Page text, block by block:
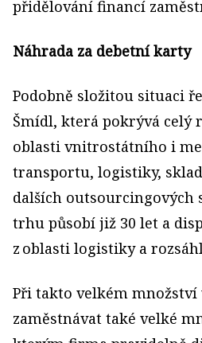
přidělování financí
Náhrada za debetní karty
Podobně složitou situaci
Šmídl, která pokrývá celý
oblasti vnitrostátního i
transportu, logistiky,
dalších outsourcingových
trhu působí již 30 let a
z oblasti logistiky a
Při takto velkém množství
zaměstnávat také velké